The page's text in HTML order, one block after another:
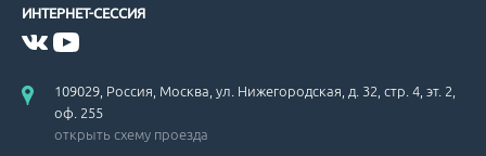
ИНТЕРНЕТ-СЕССИЯ
109029, Россия, Москва, ул. Нижегородская, д. 32, стр. 4, эт. 2,
оф. 255
открыть схему проезда